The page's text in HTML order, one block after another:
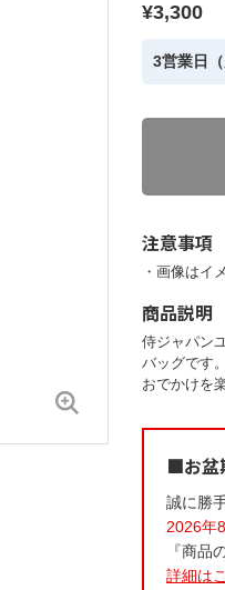
¥3,300
3営業日
注意事項
・画像はイ
商品説明
侍ジャパン
バッグです。
おでかけを
■お盆
誠に勝
2026年
『商品
詳細は